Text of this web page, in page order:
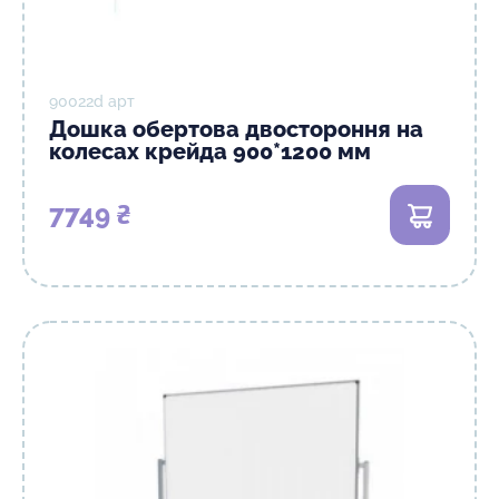
90022d арт
Дошка обертова двостороння на
колесах крейда 900*1200 мм
7749 ₴